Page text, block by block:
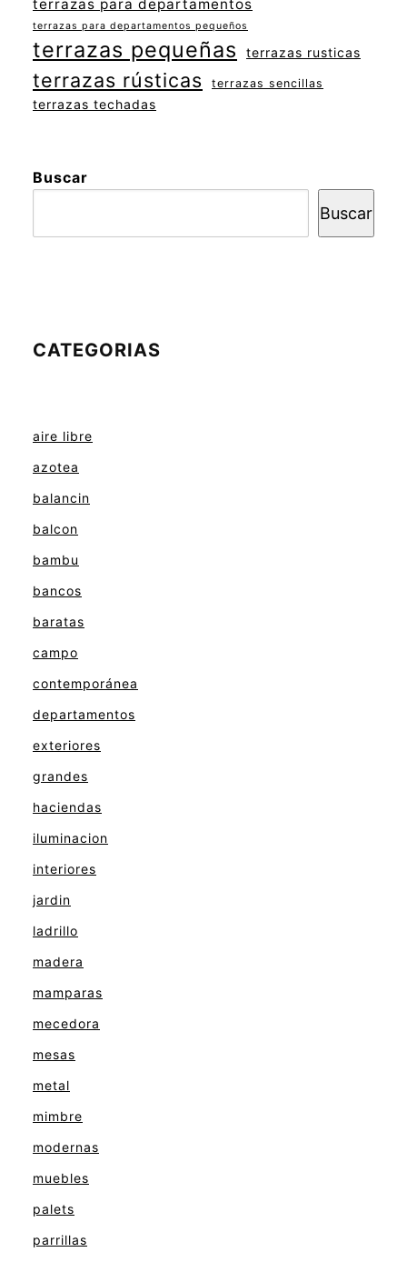
terrazas para departamentos
terrazas para departamentos pequeños
terrazas pequeñas terrazas rusticas
terrazas rústicas terrazas sencillas
terrazas techadas
Buscar
Buscar
CATEGORIAS
aire libre
azotea
balancin
balcon
bambu
bancos
baratas
campo
contemporánea
departamentos
exteriores
grandes
haciendas
iluminacion
interiores
jardin
ladrillo
madera
mamparas
mecedora
mesas
metal
mimbre
modernas
muebles
palets
parrillas